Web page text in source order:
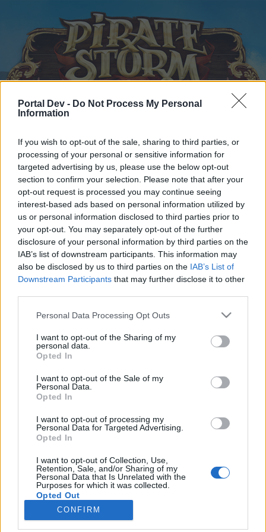
Portal Dev - Do Not Process My Personal
Information
If you wish to opt-out of the sale, sharing to third parties, or
processing of your personal or sensitive information for
targeted advertising by us, please use the below opt-out
section to confirm your selection. Please note that after your
opt-out request is processed you may continue seeing
interest-based ads based on personal information utilized by
us or personal information disclosed to third parties prior to
your opt-out. You may separately opt-out of the further
disclosure of your personal information by third parties on the
IAB’s list of downstream participants. This information may
also be disclosed by us to third parties on the IAB’s List of
Downstream Participants that may further disclose it to other
Personal Data Processing Opt Outs
I want to opt-out of the Sharing of my
personal data.
Opted In
I want to opt-out of the Sale of my
Personal Data.
Opted In
I want to opt-out of processing my
Personal Data for Targeted Advertising.
Opted In
I want to opt-out of Collection, Use,
Retention, Sale, and/or Sharing of my
Personal Data that Is Unrelated with the
Purposes for which it was collected.
Opted Out
CONFIRM
Foren ... FeedbackSind Sie zufrieden mit dem neuen System PvP?
Mitglieder, denen der Beitrag #8 gefällt
Liebe(r) Forum-Leser/in,
wenn Du in diesem Forum aktiv an den Gesprächen
teilnehmen oder eigene Themen starten möchtest,
musst Du Dich bitte zunächst im Spiel einloggen.
Falls Du noch keinen Spielaccount besitzt, bitte
nächsten Besuch in unserem Forum!
„Zum Spiel“
Feedback Sind Sie zufrieden mit dem neuen System PvP?
Tomzom
Beiträge: 1 Zustimmungen: 0 Punkte für Erfolge:
User
Beiträge: 0 Zustimmungen: 0 Punkte für Erfolge:
User
Beiträge: 7 Zustimmungen: 1 Punkte für Erfolge:
fregatte1953
User, männlich, <
Letzte Beiträge